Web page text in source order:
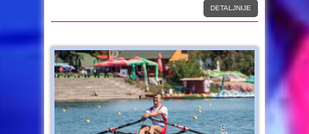
DETALJNIJE